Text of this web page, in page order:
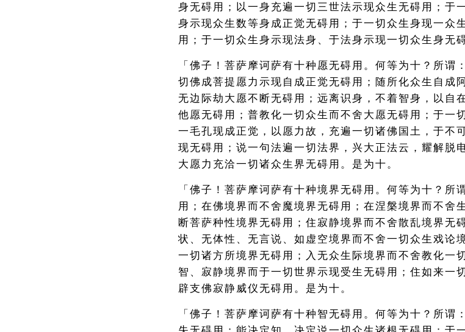
身无碍用；以一身充遍一切三世法示现众生无碍用；于
身示现众生数等身成正觉无碍用；于一切众生身现一众
用；于一切众生身示现法身、于法身示现一切众生身无
「佛子！菩萨摩诃萨有十种愿无碍用。何等为十？所谓
切佛成菩提愿力示现自成正觉无碍用；随所化众生自成
无边际劫大愿不断无碍用；远离识身，不着智身，以自
他愿无碍用；普教化一切众生而不舍大愿无碍用；于一
一毛孔现成正觉，以愿力故，充遍一切诸佛国土，于不
现无碍用；说一句法遍一切法界，兴大正法云，耀解脱
大愿力充洽一切诸众生界无碍用。是为十。
「佛子！菩萨摩诃萨有十种境界无碍用。何等为十？所
用；在佛境界而不舍魔境界无碍用；在涅槃境界而不舍
断菩萨种性境界无碍用；住寂静境界而不舍散乱境界无
状、无体性、无言说、如虚空境界而不舍一切众生戏论
一切诸方所境界无碍用；入无众生际境界而不舍教化一
智、寂静境界而于一切世界示现受生无碍用；住如来一
辟支佛寂静威仪无碍用。是为十。
「佛子！菩萨摩诃萨有十种智无碍用。何等为十？所谓